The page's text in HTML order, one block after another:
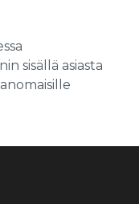
sisällä asiasta